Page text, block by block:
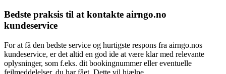
Bedste praksis til at kontakte airngo.no
kundeservice
For at få den bedste service og hurtigste respons fra airngo.nos
kundeservice, er det altid en god ide at være klar med relevante
oplysninger, som f.eks. dit bookingnummer eller eventuelle
fejlmeddelelser, du har fået. Dette vil hjælpe